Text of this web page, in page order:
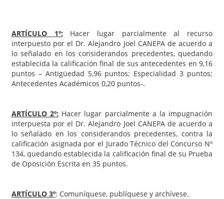
ARTÍCULO 1º: Hacer lugar parcialmente al recurso
interpuesto por el Dr. Alejandro Joel CANEPA de acuerdo a
lo señalado en los considerandos precedentes, quedando
establecida la calificación final de sus antecedentes en 9,16
puntos – Antigüedad 5,96 puntos; Especialidad 3 puntos;
Antecedentes Académicos 0,20 puntos-.
ARTÍCULO 2º: Hacer lugar parcialmente a la impugnación
interpuesta por el Dr. Alejandro Joel CANEPA de acuerdo a
lo señalado en los considerandos precedentes, contra la
calificación asignada por el Jurado Técnico del Concurso Nº
134, quedando establecida la calificación final de su Prueba
de Oposición Escrita en 35 puntos.
ARTÍCULO 3º: Comuníquese, publíquese y archívese.